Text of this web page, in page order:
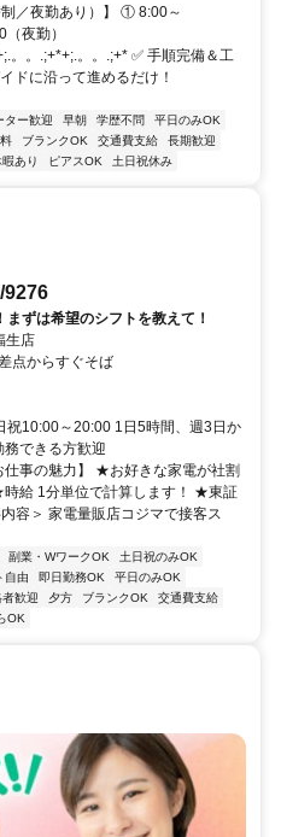
／夜勤あり）】 ① 8:00～
夜勤）
。。.;+*+;.。。.;+* ✅ 手順完備＆工
ドに沿って進めるだけ！
ター歓迎 早朝 学歴不問
平日のみOK
ブランクOK 交通費支給
長期歓迎
あり ピアスOK 土日祝休み
9276
ずは希望のシフトを教えて！
生店
点からすぐそば
祝10:00～20:00 1日5時間、週3日か
できる方歓迎
仕事の魅力】 ★お好きな家電が社割
給 1分単位で計算します！ ★東証
容＞ 家電量販店コジマで接客ス
副業・WワークOK
土日祝のみOK
自由 即日勤務OK
平日のみOK
歓迎 夕方 ブランクOK
交通費支給
OK